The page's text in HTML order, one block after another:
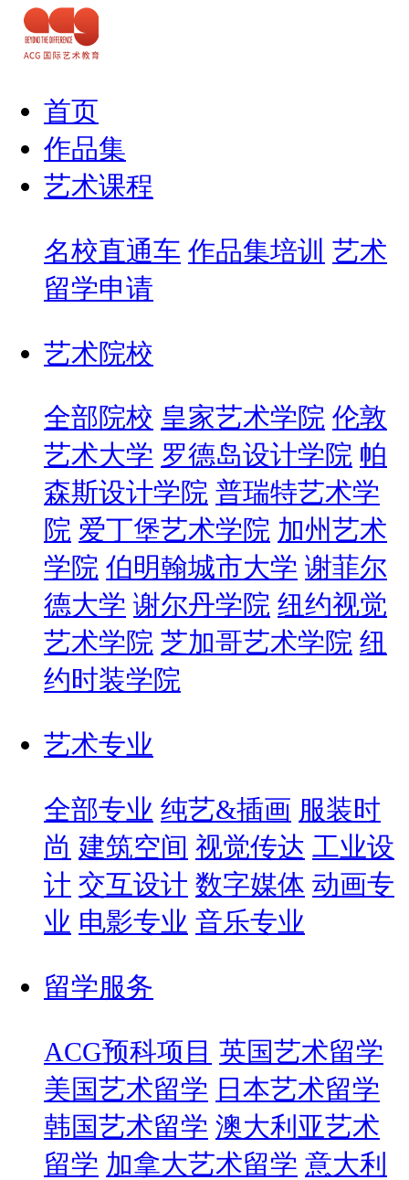
首页
作品集
艺术课程
名校直通车 作品集培训 艺术
留学申请
艺术院校
全部院校 皇家艺术学院 伦敦
艺术大学 罗德岛设计学院 帕
森斯设计学院 普瑞特艺术学
院 爱丁堡艺术学院 加州艺术
学院 伯明翰城市大学 谢菲尔
德大学 谢尔丹学院 纽约视觉
艺术学院 芝加哥艺术学院 纽
约时装学院
艺术专业
全部专业 纯艺&插画 服装时
尚 建筑空间 视觉传达 工业设
计 交互设计 数字媒体 动画专
业 电影专业 音乐专业
留学服务
ACG预科项目 英国艺术留学
美国艺术留学 日本艺术留学
韩国艺术留学 澳大利亚艺术
留学 加拿大艺术留学 意大利